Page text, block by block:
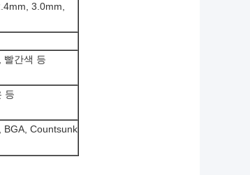
3.0mm,
빨간색 등
등
BGA, Countsunk